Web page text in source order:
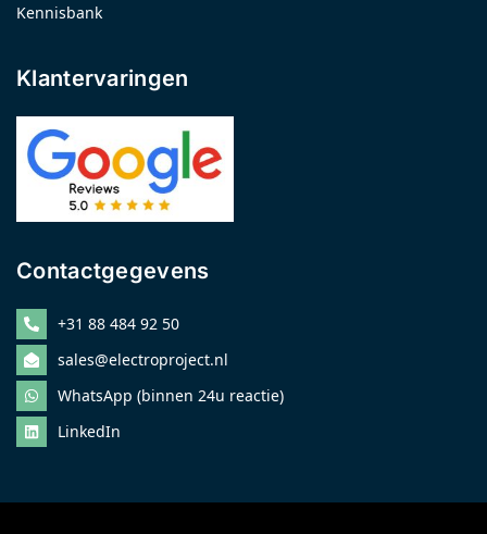
Kennisbank
Klantervaringen
Contactgegevens
+31 88 484 92 50
sales@electroproject.nl
WhatsApp (binnen 24u reactie)
LinkedIn